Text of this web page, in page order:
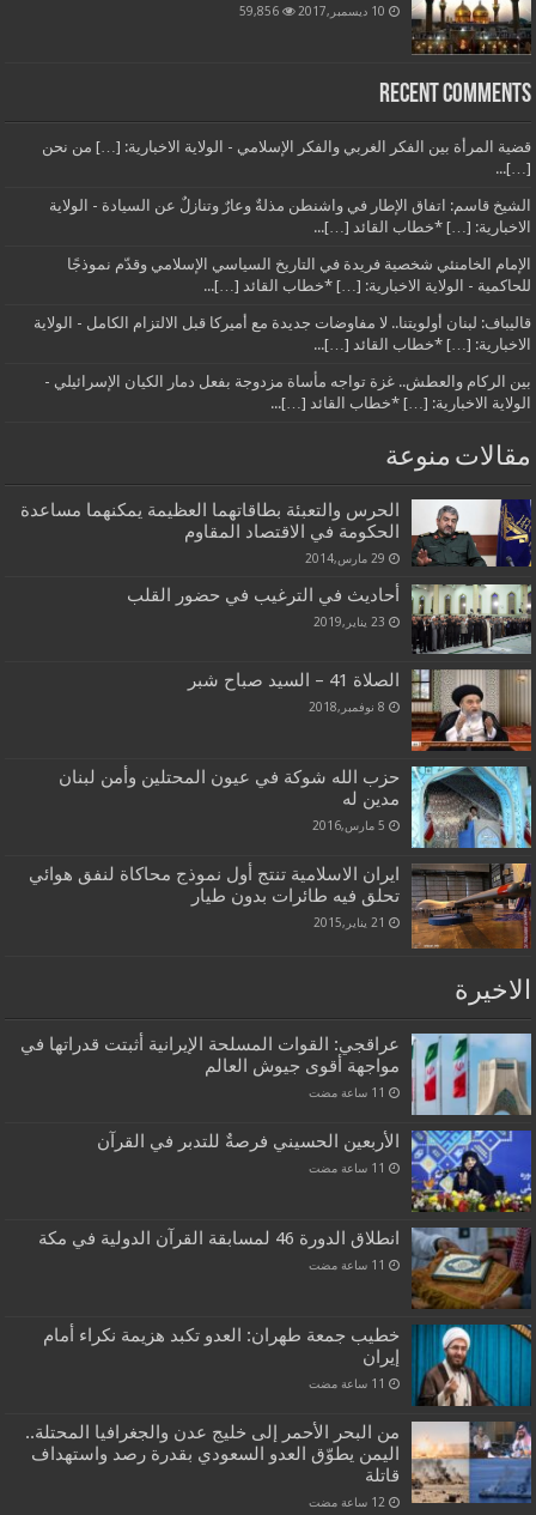
10 ديسمبر,2017 59,856
Recent Comments
قضية المرأة بين الفكر الغربي والفكر الإسلامي - الولاية الاخبارية: […] من نحن
[…]...
الشيخ قاسم: اتفاق الإطار في واشنطن مذلةٌ وعارٌ وتنازلٌ عن السيادة - الولاية
الاخبارية: […] *خطاب القائد […]...
الإمام الخامنئي شخصية فريدة في التاريخ السياسي الإسلامي وقدّم نموذجًا
للحاكمية - الولاية الاخبارية: […] *خطاب القائد […]...
قاليباف: لبنان أولويتنا.. لا مفاوضات جديدة مع أميركا قبل الالتزام الكامل - الولاية
الاخبارية: […] *خطاب القائد […]...
بين الركام والعطش.. غزة تواجه مأساة مزدوجة بفعل دمار الكيان الإسرائيلي -
الولاية الاخبارية: […] *خطاب القائد […]...
مقالات منوعة
الحرس والتعبئة بطاقاتهما العظيمة يمكنهما مساعدة
الحكومة في الاقتصاد المقاوم
29 مارس,2014
أحاديث في الترغيب في حضور القلب
23 يناير,2019
الصلاة 41 – السيد صباح شبر
8 نوفمبر,2018
حزب الله شوكة في عيون المحتلين وأمن لبنان
مدين له
5 مارس,2016
ايران الاسلامية تنتج أول نموذج محاكاة لنفق هوائي
تحلق فيه طائرات بدون طيار
21 يناير,2015
الاخيرة
عراقجي: القوات المسلحة الإيرانية أثبتت قدراتها في
مواجهة أقوى جيوش العالم
الأربعين الحسيني فرصةٌ للتدبر في القرآن
انطلاق الدورة 46 لمسابقة القرآن الدولية في مكة
خطيب جمعة طهران: العدو تكبد هزيمة نكراء أمام
إيران
من البحر الأحمر إلى خليج عدن والجغرافيا المحتلة..
اليمن يطوّق العدو السعودي بقدرة رصد واستهداف
قاتلة